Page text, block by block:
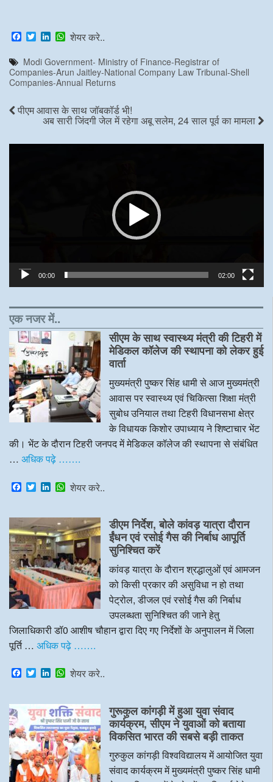
F
a
c
e
b
o
k
T
w
t
t
e
L
k
e
d
n
W
t
s
A
p
शेयर करे..
Modi Government- Ministry of Finance-Registrar of
Companies-Arun Jaitley-National Company Law Tribunal-Shell
Companies-Annual Returns
पीएम आवास के साथ जॉबकॉर्ड भी!
अब सारी जिंदगी जेल में रहेगा अबू सलेम, 24 साल पूर्व का मामला
00:00 02:00
एक नजर में..
सीएम के साथ स्वास्थ्य मंत्री की टिहरी में
मेडिकल कॉलेज की स्थापना को लेकर हुई
वार्ता
मुख्यमंत्री पुष्कर सिंह धामी से आज मुख्यमंत्री
आवास पर स्वास्थ्य एवं चिकित्सा शिक्षा मंत्री
सुबोध उनियाल तथा टिहरी विधानसभा क्षेत्र
के विधायक किशोर उपाध्याय ने शिष्टाचार भेंट
की। भेंट के दौरान टिहरी जनपद में मेडिकल कॉलेज की स्थापना से संबंधित
… अधिक पढ़े …….
F
a
e
b
o
o
k
T
w
t
t
e
r
L
k
e
d
I
n
W
t
s
A
p
p
शेयर करे..
डीएम निर्देश, बोले कांवड़ यात्रा दौरान
ईंधन एवं रसोई गैस की निर्बाध आपूर्ति
सुनिश्चित करें
कांवड़ यात्रा के दौरान श्रद्धालुओं एवं आमजन
को किसी प्रकार की असुविधा न हो तथा
पेट्रोल, डीजल एवं रसोई गैस की निर्बाध
उपलब्धता सुनिश्चित की जाने हेतु
जिलाधिकारी डॉ0 आशीष चौहान द्वारा दिए गए निर्देशों के अनुपालन में जिला
पूर्ति … अधिक पढ़े …….
F
a
e
b
o
k
T
w
t
t
e
r
L
k
e
d
I
n
W
t
s
A
p
p
शेयर करे..
गुरूकुल कांगड़ी में हुआ युवा संवाद
कार्यक्रम, सीएम ने युवाओं को बताया
विकसित भारत की सबसे बड़ी ताकत
गुरुकुल कांगड़ी विश्वविद्यालय में आयोजित युवा
संवाद कार्यक्रम में मुख्यमंत्री पुष्कर सिंह धामी